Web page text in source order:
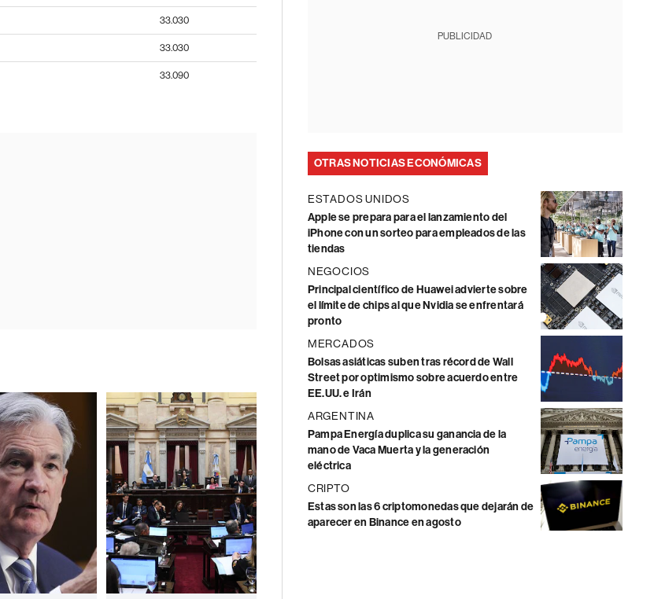
33.030
33.030
33.090
PUBLICIDAD
OTRAS NOTICIAS ECONÓMICAS
ESTADOS UNIDOS
Apple se prepara para el lanzamiento del
iPhone con un sorteo para empleados de las
tiendas
NEGOCIOS
Principal científico de Huawei advierte sobre
el límite de chips al que Nvidia se enfrentará
pronto
MERCADOS
Bolsas asiáticas suben tras récord de Wall
Street por optimismo sobre acuerdo entre
EE.UU. e Irán
ARGENTINA
Pampa Energía duplica su ganancia de la
mano de Vaca Muerta y la generación
eléctrica
CRIPTO
Estas son las 6 criptomonedas que dejarán de
aparecer en Binance en agosto